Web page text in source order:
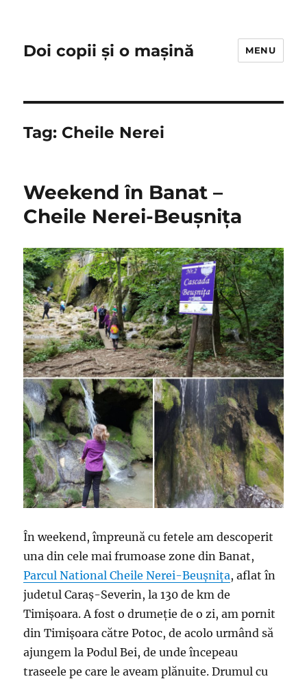
Doi copii și o mașină MENU
Tag: Cheile Nerei
Weekend în Banat –
Cheile Nerei-Beușnița
În weekend, împreună cu fetele am descoperit
una din cele mai frumoase zone din Banat,
Parcul National Cheile Nerei-Beușnița, aflat în
judetul Caraș-Severin, la 130 de km de
Timișoara. A fost o drumeție de o zi, am pornit
din Timișoara către Potoc, de acolo urmând să
ajungem la Podul Bei, de unde începeau
traseele pe care le aveam plănuite. Drumul cu